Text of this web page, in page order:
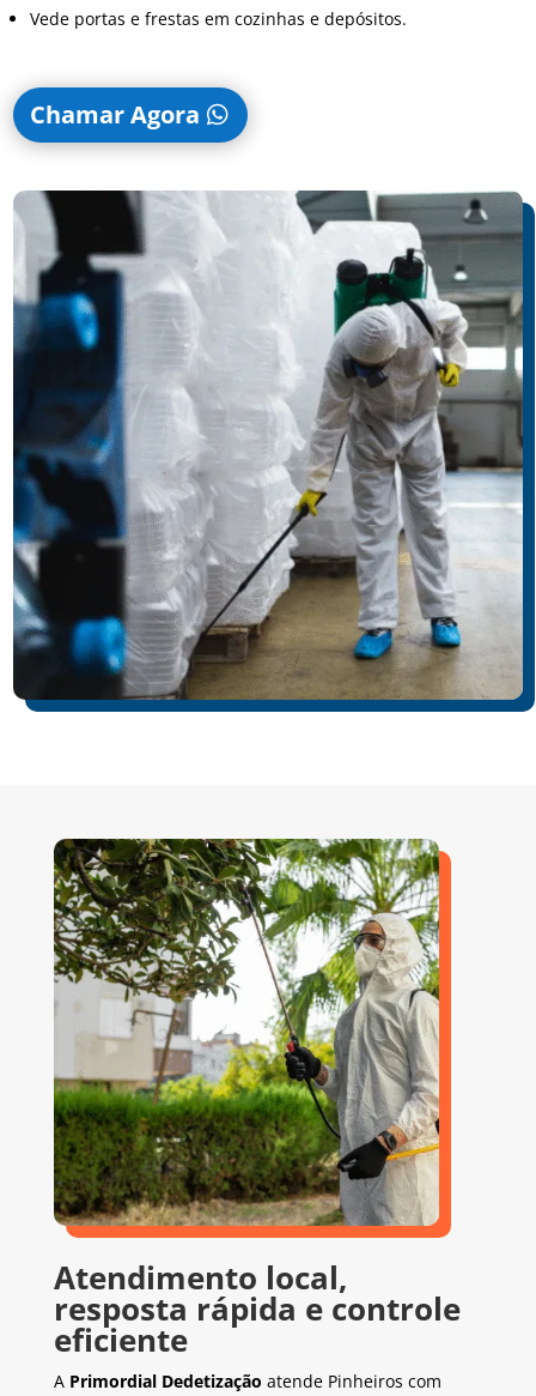
Vede portas e frestas em cozinhas e depósitos.
Chamar Agora
Atendimento local,
resposta rápida e controle
eficiente
A Primordial Dedetização atende Pinheiros com